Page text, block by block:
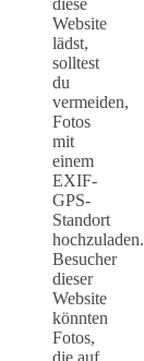
Website
lädst,
solltest
du
vermeiden,
Fotos
mit
einem
EXIF-
GPS-
Standort
hochzuladen.
Besucher
dieser
Website
könnten
Fotos,
die auf